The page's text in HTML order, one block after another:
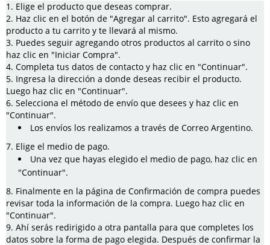
Elige el producto que deseas comprar.
Haz clic en el botón de "Agregar al carrito". Esto agregará el
producto a tu carrito y te llevará al mismo.
Puedes seguir agregando otros productos al carrito o sino
haz clic en "Iniciar Compra".
Completa tus datos de contacto y haz clic en "Continuar".
Ingresa la dirección a donde deseas recibir el producto.
Luego haz clic en "Continuar".
Selecciona el método de envío que desees y haz clic en
"Continuar".
Los envíos los realizamos a través de Correo Argentino.
Elige el medio de pago.
Una vez que hayas elegido el medio de pago, haz clic en
"Continuar".
Finalmente en la página de Confirmación de compra puedes
revisar toda la información de la compra. Luego haz clic en
"Continuar".
Ahí serás redirigido a otra pantalla para que completes los
datos sobre la forma de pago elegida. Después de confirmar la